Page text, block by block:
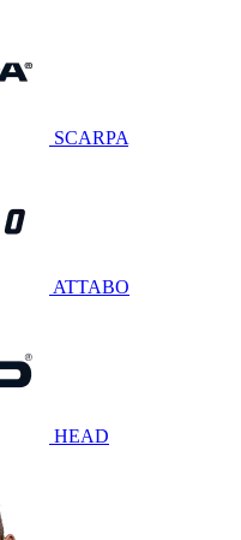
SCARPA
ATTABO
HEAD